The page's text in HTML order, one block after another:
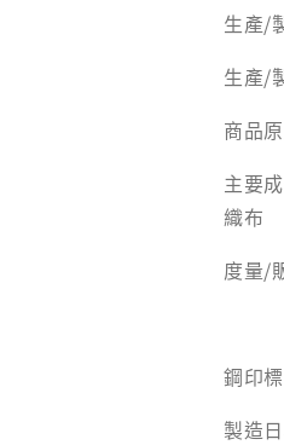
生產/
生產/
商品
主要
織布
度量/
鋼印
製造